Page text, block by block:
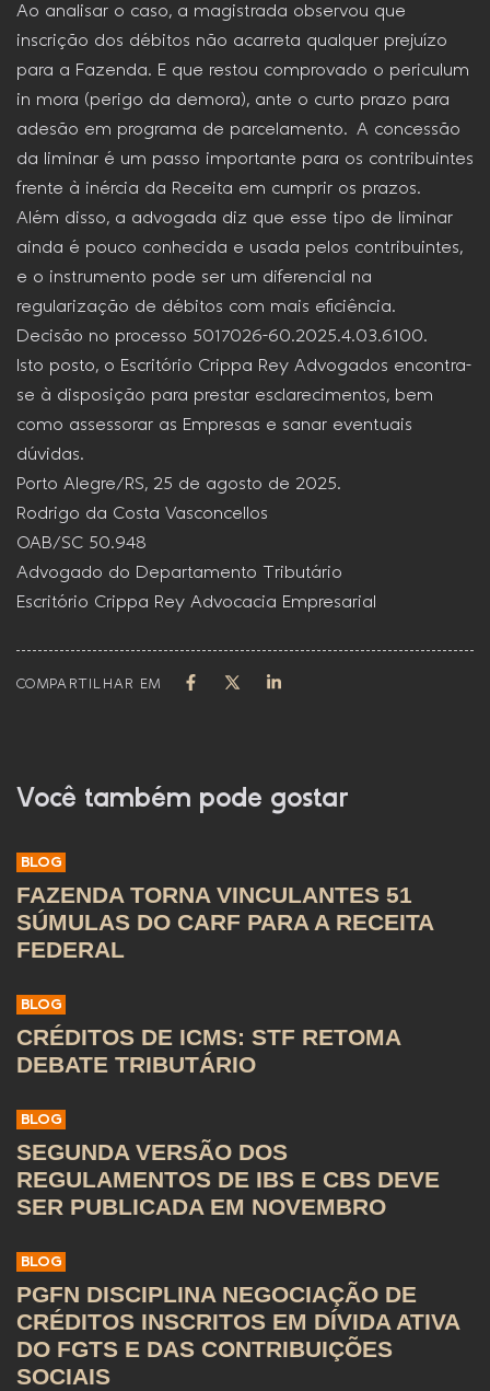
Ao analisar o caso, a magistrada observou que
inscrição dos débitos não acarreta qualquer prejuízo
para a Fazenda. E que restou comprovado o periculum
in mora (perigo da demora), ante o curto prazo para
adesão em programa de parcelamento. A concessão
da liminar é um passo importante para os contribuintes
frente à inércia da Receita em cumprir os prazos.
Além disso, a advogada diz que esse tipo de liminar
ainda é pouco conhecida e usada pelos contribuintes,
e o instrumento pode ser um diferencial na
regularização de débitos com mais eficiência.
Decisão no processo 5017026-60.2025.4.03.6100.
Isto posto, o Escritório Crippa Rey Advogados encontra-
se à disposição para prestar esclarecimentos, bem
como assessorar as Empresas e sanar eventuais
dúvidas.
Porto Alegre/RS, 25 de agosto de 2025.
Rodrigo da Costa Vasconcellos
OAB/SC 50.948
Advogado do Departamento Tributário
Escritório Crippa Rey Advocacia Empresarial
COMPARTILHAR EM
Você também pode gostar
BLOG
FAZENDA TORNA VINCULANTES 51
SÚMULAS DO CARF PARA A RECEITA
FEDERAL
BLOG
CRÉDITOS DE ICMS: STF RETOMA
DEBATE TRIBUTÁRIO
BLOG
SEGUNDA VERSÃO DOS
REGULAMENTOS DE IBS E CBS DEVE
SER PUBLICADA EM NOVEMBRO
BLOG
PGFN DISCIPLINA NEGOCIAÇÃO DE
CRÉDITOS INSCRITOS EM DÍVIDA ATIVA
DO FGTS E DAS CONTRIBUIÇÕES
SOCIAIS